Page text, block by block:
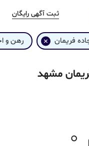
ثبت آگهی رایگان
فریمان رهن و
مشهد